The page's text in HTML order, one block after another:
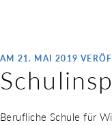
INSTITUT FÜR
AM 21. MAI 2019
Berufliche Schule für